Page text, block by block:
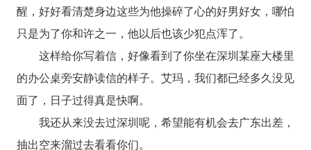
醒，好好看清楚身边这些为他操碎了心的好男好女，哪怕
只是为了你和许之一，他以后也该少犯点浑了。
这样给你写着信，好像看到了你坐在深圳某座大楼里
的办公桌旁安静读信的样子。艾玛，我们都已经多久没见
面了，日子过得真是快啊。
我还从来没去过深圳呢，希望能有机会去广东出差，
抽出空来溜过去看看你们。